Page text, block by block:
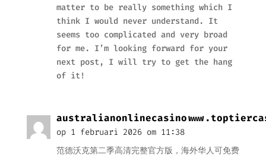
matter to be really something which I
think I would never understand. It
seems too complicated and very broad
for me. I’m looking forward for your
next post, I will try to get the hang
of it!
op 1 februari 2026 om 11:38
范德沃克第二季高清完整官方版，海外华人可免费